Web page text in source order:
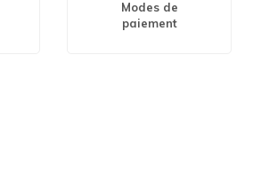
Modes de
paiement